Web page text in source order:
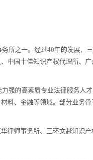
所之一。经过40年的发展，
中国十佳知识产权代理所、
强的高素质专业法律服务人
料、金融等领域。部分业务
律师事务所、三环文越知识